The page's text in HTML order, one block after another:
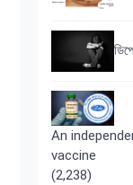
An
vaccine
(2,238)